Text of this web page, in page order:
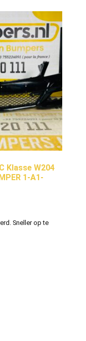
Klasse W204
1-A1-
Sneller op te